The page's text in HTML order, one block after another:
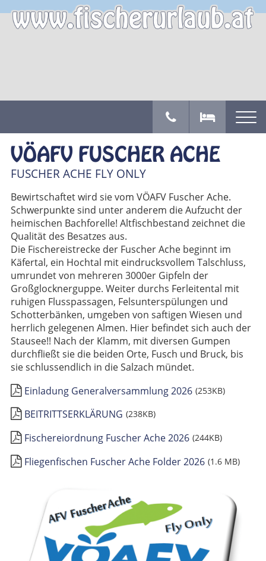
VÖAFV FUSCHER ACHE
FUSCHER ACHE FLY ONLY
Bewirtschaftet wird sie vom VÖAFV Fuscher Ache.
Schwerpunkte sind unter anderem die Aufzucht der
heimischen Bachforelle! Altfischbestand zeichnet die
Qualität des Besatzes aus.
Die Fischereistrecke der Fuscher Ache beginnt im
Käfertal, ein Hochtal mit eindrucksvollem Talschluss,
umrundet von mehreren 3000er Gipfeln der
Großglocknerguppe. Weiter durchs Ferleitental mit
ruhigen Flusspassagen, Felsunterspülungen und
Schotterbänken, umgeben von saftigen Wiesen und
herrlich gelegenen Almen. Hier befindet sich auch der
Stausee!! Nach der Klamm, mit diversen Gumpen
durchfließt sie die beiden Orte, Fusch und Bruck, bis
sie schlussendlich in die Salzach mündet.
Einladung Generalversammlung 2026 (253KB)
BEITRITTSERKLÄRUNG (238KB)
Fischereiordnung Fuscher Ache 2026 (244KB)
Fliegenfischen Fuscher Ache Folder 2026 (1.6 MB)